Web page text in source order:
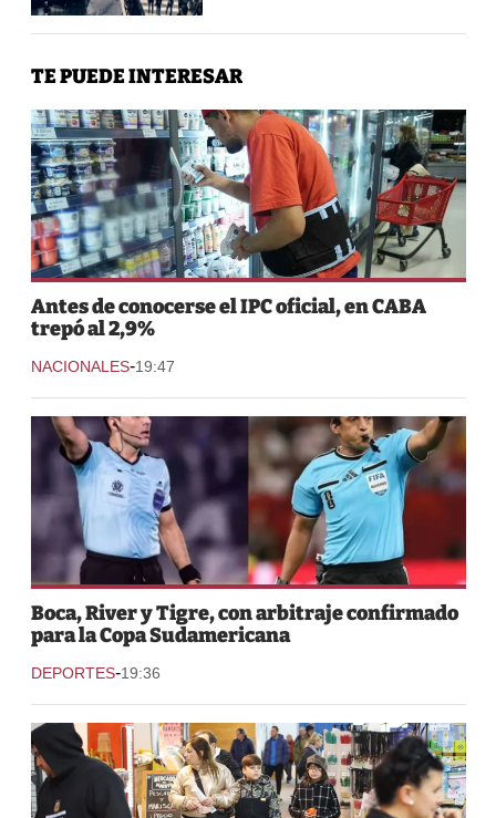
TE PUEDE INTERESAR
Antes de conocerse el IPC oficial, en CABA
trepó al 2,9%
NACIONALES-19:47
Boca, River y Tigre, con arbitraje confirmado
para la Copa Sudamericana
DEPORTES-19:36